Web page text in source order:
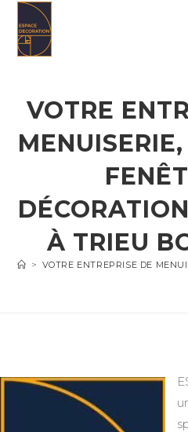
content
VOTRE
À TRIEU
> VOTRE ENTREPRISE DE